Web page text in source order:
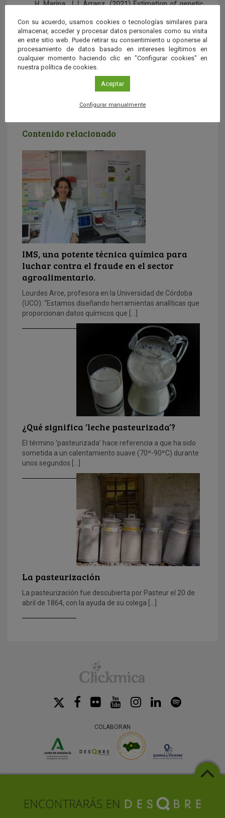
H. Marina, J.J. Arranz, (2021) Estimation of genetic
Churra sheep.Journal of Dairy Science, Vol. 104 (3)
pp.3250-3260,https://doi.org/10.3168/jds.2020-
19387
Figueroa, A., Caballero-Villalobos, J., Angón, E., Arias, R.,
Garzón, A., Perea, J.M.(2020).
to explore the relationships between color, composition,
hygienic quality and coagulation of milk from Manchega
Journal of Dairy Science, Vol. 103(06) pp.4951-
Contenido relacionado
IMS, una potente técnica química para
luchar contra el fraude en el sector
agroalimentario.
Lourdes Arce, profesora en la Universidad de Córdoba
(UCO): “Estamos diseñando herramientas analíticas que
proporcionan datos químicos que […]
¿Qué significa ‘leche pasteurizada’?
El término ‘pasteurizada’ hace referencia a que ha sido
sometida a un calentamiento suave (70º-90ºC) durante
unos segundos […]
La pasteurización
La pasteurización fue descubierta por Pasteur el 20 de
abril de 1864, con la ayuda de su colega […]
COLABORAN
Con su acuerdo, usamos cookies o tecnologías similares para
almacenar, acceder y procesar datos personales como su visita
en este sitio web. Puede retirar su consentimiento u oponerse al
procesamiento de datos basado en intereses legítimos en
cualquier momento haciendo clic en "Configurar cookies" en
nuestra política de cookies.
Aceptar
Configurar manualmente